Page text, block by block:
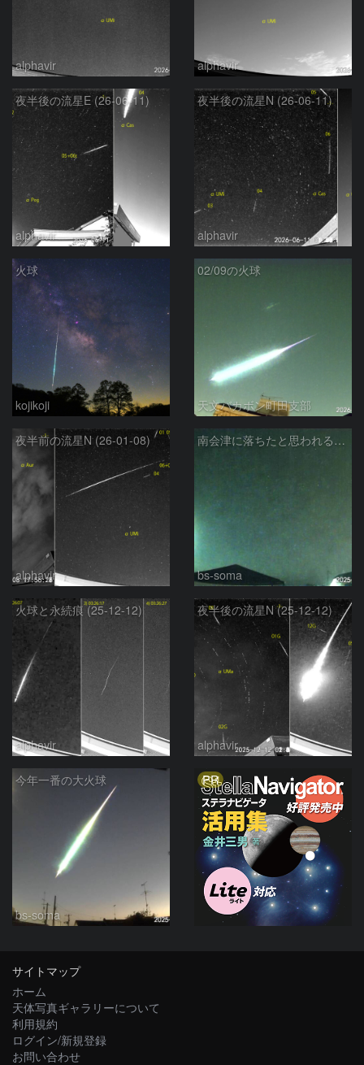
alphavir alphavir
夜半後の流星E (26-06-11)
alphavir
夜半後の流星N (26-06-11)
alphavir
火球
kojikoji
02/09の火球
天文バカボン町田支部
夜半前の流星N (26-01-08)
alphavir
南会津に落ちたと思われる大火球
bs-soma
火球と永続痕 (25-12-12)
alphavir
夜半後の流星N (25-12-12)
alphavir
今年一番の大火球
bs-soma
PR
サイトマップ
ホーム
天体写真ギャラリーについて
利用規約
ログイン/新規登録
お問い合わせ